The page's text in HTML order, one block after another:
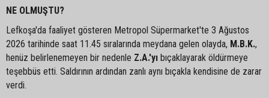
NE OLMUŞTU?
Lefkoşa'da faaliyet gösteren Metropol Süpermarket'te 3 Ağustos
2026 tarihinde saat 11.45 sıralarında meydana gelen olayda, M.B.K.,
henüz belirlenemeyen bir nedenle Z.A.'yı bıçaklayarak öldürmeye
teşebbüs etti. Saldırının ardından zanlı aynı bıçakla kendisine de zarar
verdi.